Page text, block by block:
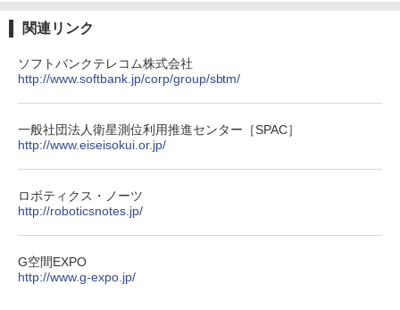
関連リンク
ソフトバンクテレコム株式会社
http://www.softbank.jp/corp/group/sbtm/
一般社団法人衛星測位利用推進センター［SPAC］
http://www.eiseisokui.or.jp/
ロボティクス・ノーツ
http://roboticsnotes.jp/
G空間EXPO
http://www.g-expo.jp/